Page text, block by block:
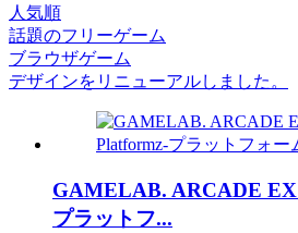
人気順
話題のフリーゲーム
ブラウザゲーム
デザインをリニューアルしました。
GAMELAB. ARCADE
プラットフ...